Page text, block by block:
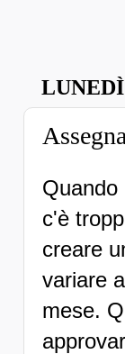
Quando
c'è
creare
variare
mese.